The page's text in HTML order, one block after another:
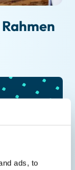
ads, to